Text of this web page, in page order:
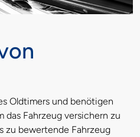
Oldtimers und benötigen
das Fahrzeug versichern zu
zu bewertende Fahrzeug